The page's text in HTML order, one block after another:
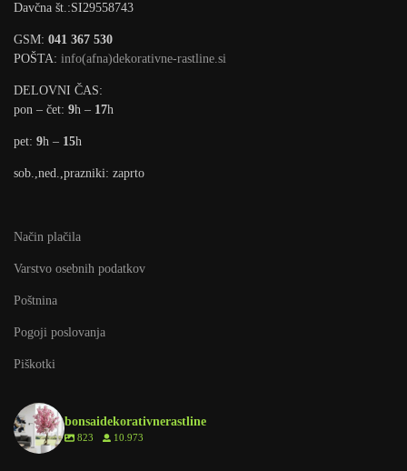
Davčna št.:SI29558743
GSM: 041 367 530
POŠTA: info(afna)dekorativne-rastline.si
DELOVNI ČAS:
pon – čet: 9h – 17h
pet: 9h – 15h
sob.,ned.,prazniki: zaprto
Način plačila
Varstvo osebnih podatkov
Poštnina
Pogoji poslovanja
Piškotki
bonsaidekorativnerastline
823 10.973